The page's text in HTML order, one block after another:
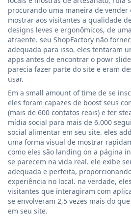
procurando uma maneira de
mostrar aos visitantes a qualidade
designs leves e ergonômicos, de
atraente. seu ShopFactory não
adequada para isso. eles tentaram
apps antes de encontrar o powr
parecia fazer parte do site e eram
usar.
Em a small amount of time de se
eles foram capazes de boost seus
(mais de 600 contatos reais) e ter
mídia social para mais de 6.000
social alimentar em seu site. eles
uma forma visual de mostrar
como eles são landing on a página
se parecem na vida real. ele exibe
adequada e perfeita,
experiência no local. na verdade,
visitantes que interagiram com
se envolveram 2,5 vezes mais do
em seu site.